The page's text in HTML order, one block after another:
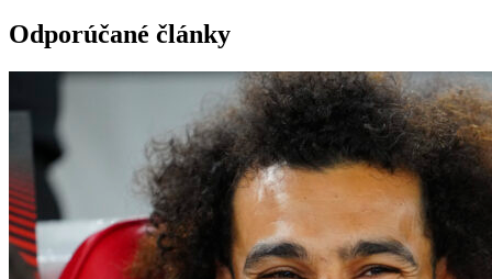
Odporúčané články